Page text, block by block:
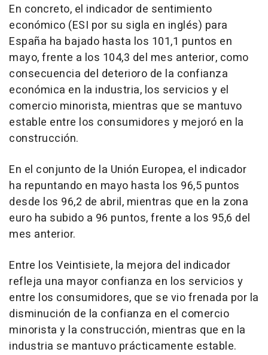
En concreto, el indicador de sentimiento
económico (ESI por su sigla en inglés) para
España ha bajado hasta los 101,1 puntos en
mayo, frente a los 104,3 del mes anterior, como
consecuencia del deterioro de la confianza
económica en la industria, los servicios y el
comercio minorista, mientras que se mantuvo
estable entre los consumidores y mejoró en la
construcción.
En el conjunto de la Unión Europea, el indicador
ha repuntando en mayo hasta los 96,5 puntos
desde los 96,2 de abril, mientras que en la zona
euro ha subido a 96 puntos, frente a los 95,6 del
mes anterior.
Entre los Veintisiete, la mejora del indicador
refleja una mayor confianza en los servicios y
entre los consumidores, que se vio frenada por la
disminución de la confianza en el comercio
minorista y la construcción, mientras que en la
industria se mantuvo prácticamente estable.